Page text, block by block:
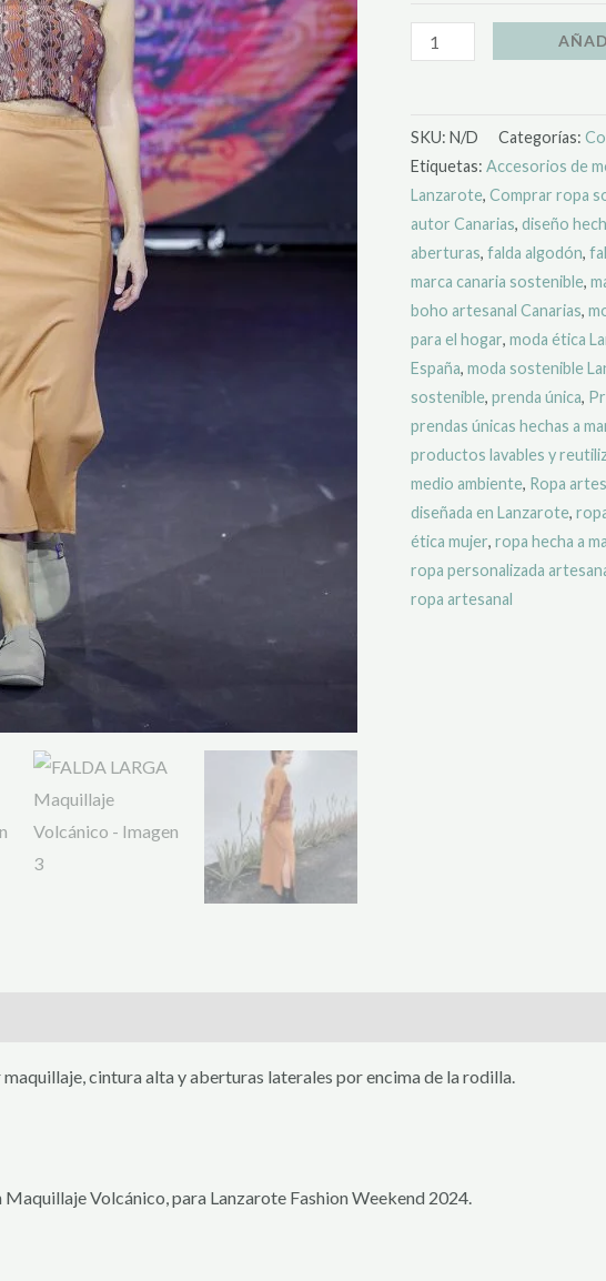
SKU: N/D Categorías:
Etiquetas: Accesorios de
Lanzarote, Comprar ropa
autor Canarias, diseño
aberturas, falda algodón,
marca canaria sostenible,
boho artesanal Canarias,
para el hogar, moda ética
España, moda sostenible
sostenible, prenda única,
prendas únicas hechas a
productos lavables y
medio ambiente, Ropa
diseñada en Lanzarote,
ética mujer, ropa hecha a
ropa personalizada
ropa artesanal
cintura alta y aberturas laterales por encima de la rodilla.
Volcánico, para Lanzarote Fashion Weekend 2024.